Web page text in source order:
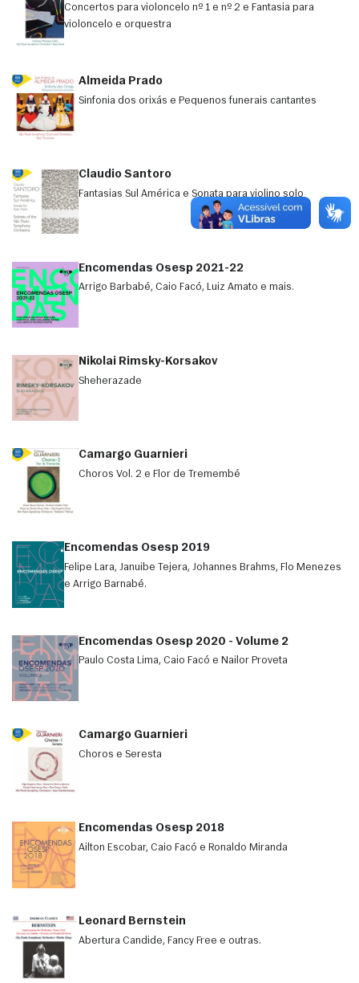
Concertos para violoncelo nº 1 e nº 2 e Fantasia para
violoncelo e orquestra
Almeida Prado
Sinfonia dos orixás e Pequenos funerais cantantes
Claudio Santoro
Fantasias Sul América e Sonata para violino solo
Encomendas Osesp 2021-22
Arrigo Barbabé, Caio Facó, Luiz Amato e mais.
Nikolai Rimsky-Korsakov
Sheherazade
Camargo Guarnieri
Choros Vol. 2 e Flor de Tremembé
Encomendas Osesp 2019
Felipe Lara, Januibe Tejera, Johannes Brahms, Flo Menezes
e Arrigo Barnabé.
Encomendas Osesp 2020 - Volume 2
Paulo Costa Lima, Caio Facó e Nailor Proveta
Camargo Guarnieri
Choros e Seresta
Encomendas Osesp 2018
Ailton Escobar, Caio Facó e Ronaldo Miranda
Leonard Bernstein
Abertura Candide, Fancy Free e outras.